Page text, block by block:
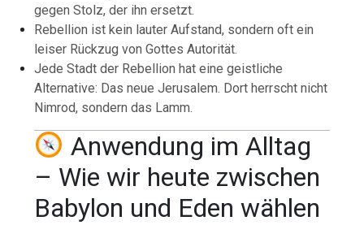
gegen Stolz, der ihn ersetzt.
Rebellion ist kein lauter Aufstand, sondern oft ein
leiser Rückzug von Gottes Autorität.
Jede Stadt der Rebellion hat eine geistliche
Alternative: Das neue Jerusalem. Dort herrscht nicht
Nimrod, sondern das Lamm.
Anwendung im Alltag
– Wie wir heute zwischen
Babylon und Eden wählen